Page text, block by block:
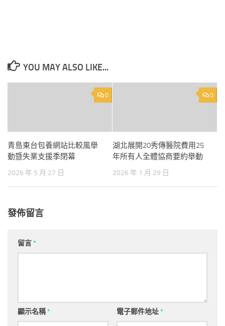
YOU MAY ALSO LIKE...
0
青島東台包養網站比較風舉
動暨失業支援季閉幕
2026 年 5 月 27 日
0
湖北展開20秀傳醫院費用25
年所有人全體協商要約舉動
2026 年 1 月 29 日
發佈留言
留言*
顯示名稱* 電子郵件地址*